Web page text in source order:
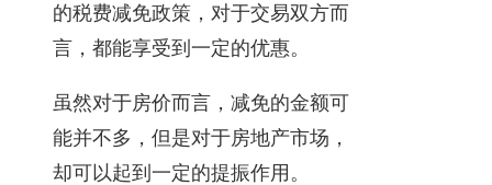
的税费减免政策，对于交易双方而
言，都能享受到一定的优惠。
虽然对于房价而言，减免的金额可
能并不多，但是对于房地产市场，
却可以起到一定的提振作用。